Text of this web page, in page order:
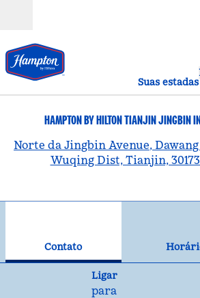
Suas estadas
HAMPTON BY HILTON TIANJIN JINGBIN
Norte da Jingbin Avenue,
Wuqing Dist, Tianjin,
Contato
Ligar
Ligue
para